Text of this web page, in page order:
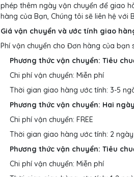
phép thêm ngày vận chuyển để giao
hàng của Bạn, Chúng tôi sẽ liên hệ với
Giá vận chuyển và ước tính giao
Phí vận chuyển cho Đơn hàng của
Phương thức vận chuyển: Tiêu
Chi phí vận chuyển: Miễn phí
Thời gian giao hàng ước tính: 3-5
Phương thức vận chuyển: Hai ngày
Chi phí vận chuyển: FREE
Thời gian giao hàng ước tính: 2
Phương thức vận chuyển: Tiêu
Chi phí vận chuyển: Miễn phí